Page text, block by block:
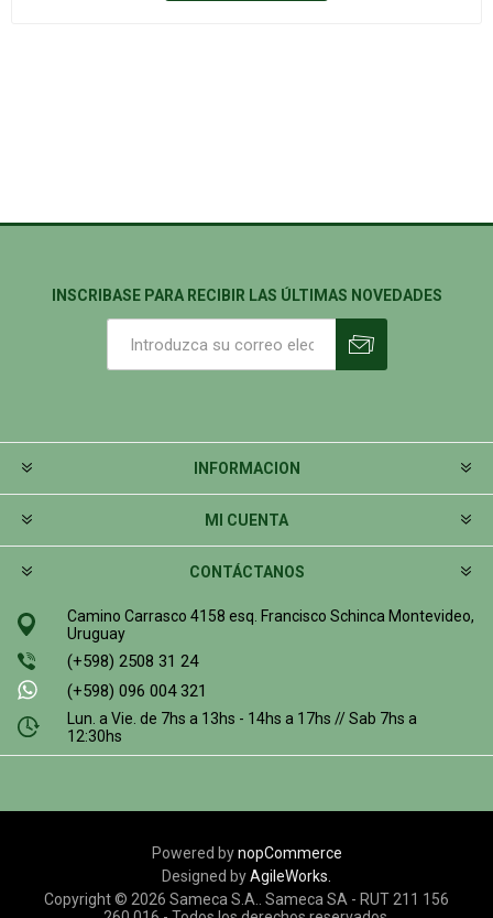
INSCRIBASE PARA RECIBIR LAS ÚLTIMAS NOVEDADES
INFORMACION
MI CUENTA
CONTÁCTANOS
Camino Carrasco 4158 esq. Francisco Schinca Montevideo,
Uruguay
(+598) 2508 31 24
(+598) 096 004 321
Lun. a Vie. de 7hs a 13hs - 14hs a 17hs // Sab 7hs a
12:30hs
Powered bynopCommerce
Designed byAgileWorks.
Copyright © 2026 Sameca S.A.. Sameca SA - RUT 211 156